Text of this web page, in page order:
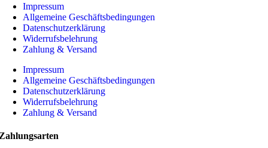
Impressum
Allgemeine Geschäftsbedingungen
Datenschutzerklärung
Widerrufsbelehrung
Zahlung & Versand
Impressum
Allgemeine Geschäftsbedingungen
Datenschutzerklärung
Widerrufsbelehrung
Zahlung & Versand